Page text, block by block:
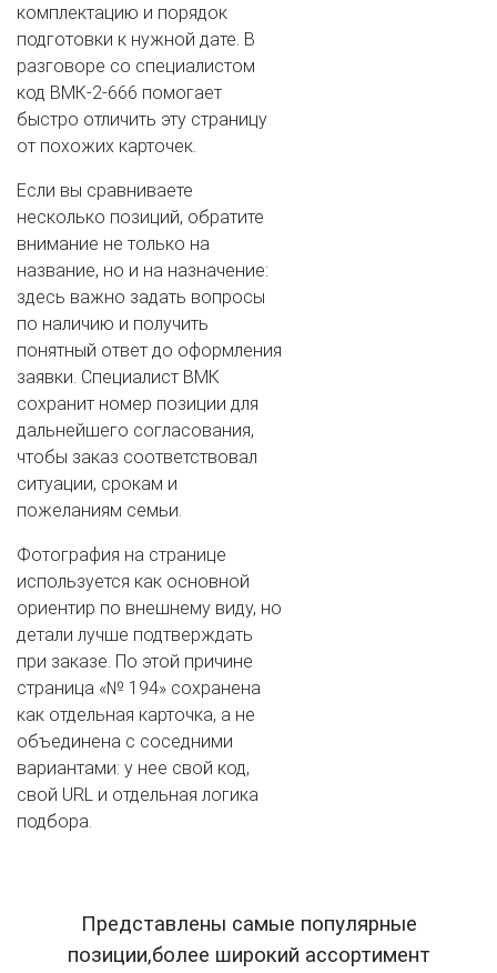
комплектацию и порядок
подготовки к нужной дате. В
разговоре со специалистом
код ВМК-2-666 помогает
быстро отличить эту страницу
от похожих карточек.
Если вы сравниваете
несколько позиций, обратите
внимание не только на
название, но и на назначение:
здесь важно задать вопросы
по наличию и получить
понятный ответ до оформления
заявки. Специалист ВМК
сохранит номер позиции для
дальнейшего согласования,
чтобы заказ соответствовал
ситуации, срокам и
пожеланиям семьи.
Фотография на странице
используется как основной
ориентир по внешнему виду, но
детали лучше подтверждать
при заказе. По этой причине
страница «№ 194» сохранена
как отдельная карточка, а не
объединена с соседними
вариантами: у нее свой код,
свой URL и отдельная логика
подбора.
Представлены самые популярные
позиции,более широкий ассортимент